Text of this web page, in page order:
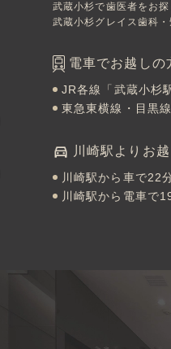
武蔵小杉で歯医者をお探
武蔵小杉グレイス歯科
電車でお越しの
JR各線「武蔵小杉
東急東横線・目黒
川崎駅よりお
川崎駅から車で22
川崎駅から電車で